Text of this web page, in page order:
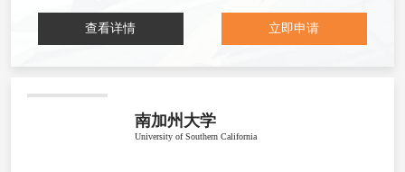
查看详情 立即申请
南加州大学
University of Southern California